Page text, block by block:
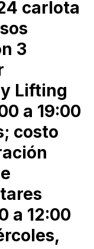
carlota
3
Lifting
a 19:00
costo
a 12:00